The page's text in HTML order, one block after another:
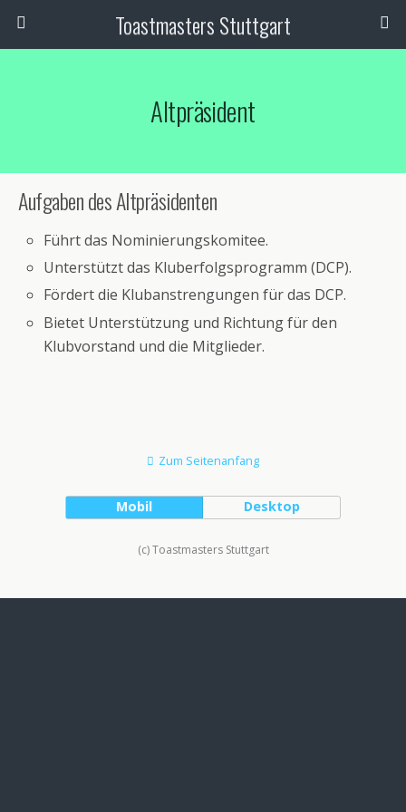
Toastmasters Stuttgart
Altpräsident
Aufgaben des Altpräsidenten
Führt das Nominierungskomitee.
Unterstützt das Kluberfolgsprogramm (DCP).
Fördert die Klubanstrengungen für das DCP.
Bietet Unterstützung und Richtung für den
Klubvorstand und die Mitglieder.
Zum Seitenanfang
Mobil Desktop
(c) Toastmasters Stuttgart